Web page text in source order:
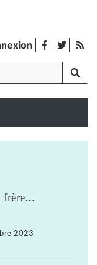
facebook
twitter
frère...
2023